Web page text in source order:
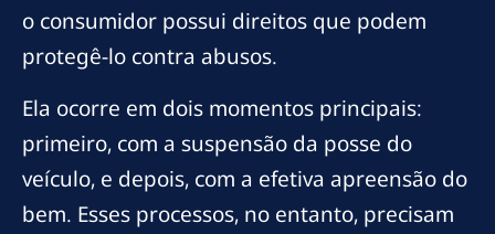
o consumidor possui direitos que podem
protegê-lo contra abusos.
Ela ocorre em dois momentos principais:
primeiro, com a suspensão da posse do
veículo, e depois, com a efetiva apreensão do
bem. Esses processos, no entanto, precisam